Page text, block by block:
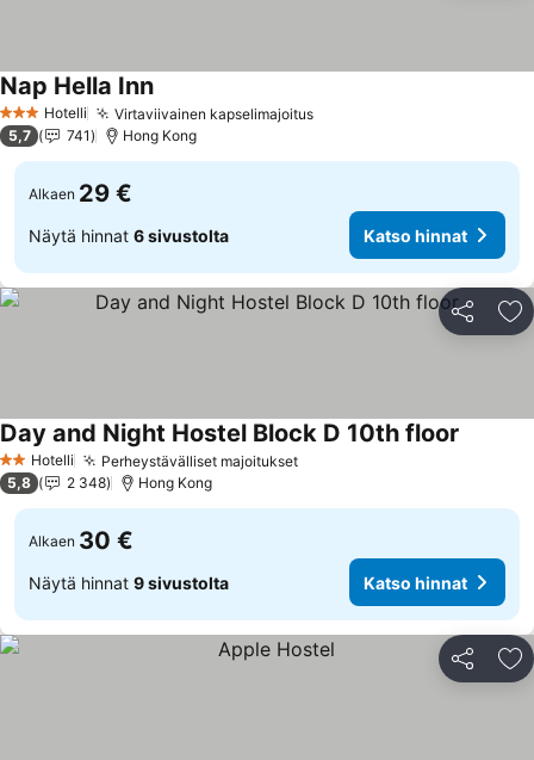
3 Tähtiluokitus
Hotelli Virtaviivainen kapselimajoitus
Nap Hella Inn
5,7 741 Hong Kong
Alkaen 29 €
Näytä hinnat 6 sivustolta Katso hinnat
Jaa
2 Tähtiluokitus
Hotelli Perheystävälliset majoitukset
Day and Night Hostel Block D 10th floor
5,8 2 348 Hong Kong
Alkaen 30 €
Näytä hinnat 9 sivustolta Katso hinnat
Jaa